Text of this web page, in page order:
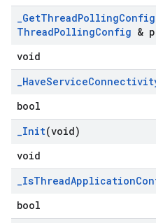
_GetThreadPollingConfig
ThreadPollingConfig &
void
_HaveService
bool
_Init(void)
void
_IsThreadApplication
bool